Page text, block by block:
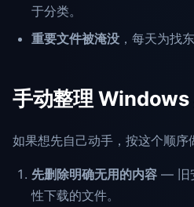
于分类。
重要文件被淹没 ，每天为找
手动整理 Windows
如果想先自己动手，按这个顺序
先删除明确无用的内容 — 旧
性下载的文件。